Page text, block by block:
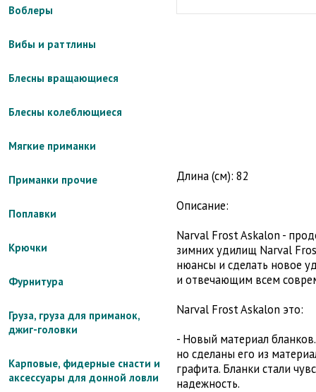
Воблеры
Вибы и раттлины
Блесны вращающиеся
Блесны колеблющиеся
Мягкие приманки
Приманки прочие
Поплавки
Крючки
Фурнитура
Груза, груза для приманок,
джиг-головки
Карповые, фидерные снасти и
аксессуары для донной ловли
Длина (см): 82
Описание:
Narval Frost Askalon -
зимних удилищ Narval
нюансы и сделать новое
и отвечающим всем
Narval Frost Askalon это:
- Новый материал
но сделаны его из
графита. Бланки стали
надежность.